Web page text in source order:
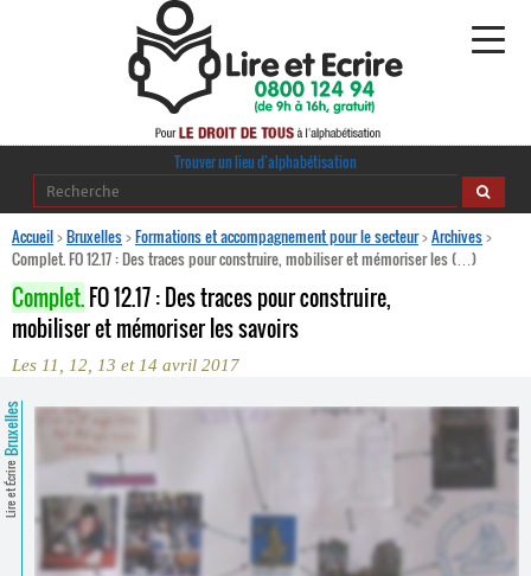
Alphabétisation
Publications
Ressources pédagogiques
Contacts
Trouver un lieu d’alphabétisation
Accueil>Bruxelles>Formations et accompagnement pour le secteur>Archives>
Complet. FO 12.17 : Des traces pour construire, mobiliser et mémoriser les (…)
Complet.FO 12.17 : Des traces pour construire,
mobiliser et mémoriser les savoirs
Les 11, 12, 13 et 14 avril 2017
Lire et Écrire
Bruxelles